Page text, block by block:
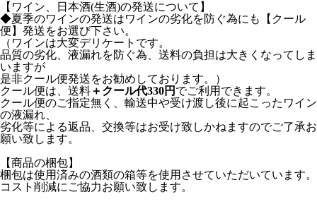
【ワイン、日本酒(生酒)の発送について】
◆夏季のワインの発送はワインの劣化を防ぐ為にも【クール
便】発送をお選び下さい。
（ワインは大変デリケートです。
品質の劣化、液漏れを防ぐ為、送料の負担は大きくなってしま
いますが
是非クール便発送をお勧めしております。）
クール便は、送料＋クール代330円 でご利用できます。
クール便のご指定無く、輸送中や受け渡し後に起こったワイン
の液漏れ、
劣化等による返品、交換等はお受け致しかねますのでご了承お
願い致します。
【商品の梱包】
梱包は使用済みの酒類の箱等を使用させていただいています。
コスト削減にご協力お願い致します。